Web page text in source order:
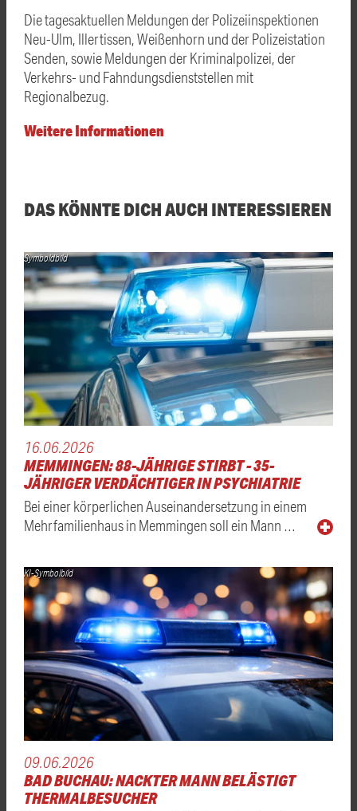
Die tagesaktuellen Meldungen der Polizeiinspektionen
Neu-Ulm, Illertissen, Weißenhorn und der Polizeistation
Senden, sowie Meldungen der Kriminalpolizei, der
Verkehrs- und Fahndungsdienststellen mit
Regionalbezug.
Weitere Informationen
DAS KÖNNTE DICH AUCH INTERESSIEREN
Symboldbild
16.06.2026
MEMMINGEN: 88-JÄHRIGE STIRBT - 35-
JÄHRIGER VERDÄCHTIGER IN PSYCHIATRIE
Bei einer körperlichen Auseinandersetzung in einem
Mehrfamilienhaus in Memmingen soll ein Mann …
KI-Symbolbild
09.06.2026
BAD BUCHAU: NACKTER MANN BELÄSTIGT
THERMALBESUCHER